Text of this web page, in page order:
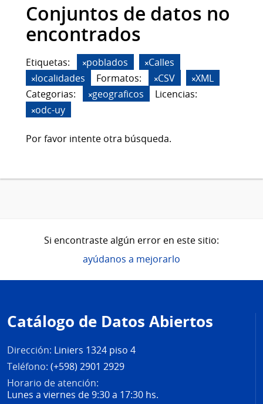
Conjuntos de datos no
encontrados
Etiquetas: poblados
Calles
localidades
Formatos: CSV
XML
Categorias:
geograficos
Licencias:
odc-uy
Por favor intente otra búsqueda.
Si encontraste algún error en este sitio:
ayúdanos a mejorarlo
de
página
Catálogo de Datos Abiertos
Dirección: Liniers 1324 piso 4
Teléfono: (+598) 2901 2929
Horario de atención:
Lunes a viernes de 9:30 a 17:30 hs.